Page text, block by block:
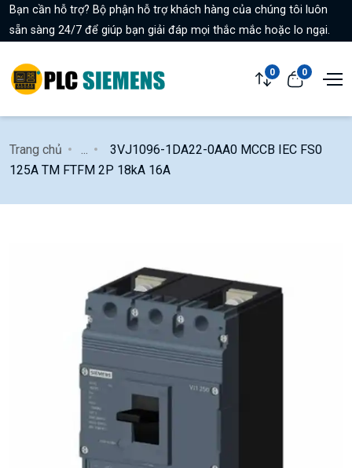
Bạn cần hỗ trợ? Bộ phận hỗ trợ khách hàng của chúng tôi luôn
sẵn sàng 24/7 để giúp bạn giải đáp mọi thắc mắc hoặc lo ngại.
0 0
Trang chủ
3VJ1096-1DA22-0AA0 MCCB IEC FS0
125A TM FTFM 2P 18kA 16A